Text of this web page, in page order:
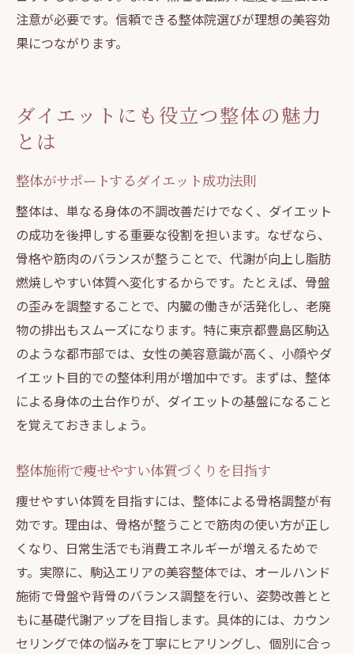
注意が必要です。信頼できる整体院選びが理想の美容効
果につながります。
ダイエットにも役立つ整体の魅力
とは
整体がサポートするダイエット成功法則
整体は、単なる身体の不調改善だけでなく、ダイエット
の成功を後押しする重要な役割を担います。なぜなら、
骨格や筋肉のバランスが整うことで、代謝が向上し脂肪
燃焼しやすい体質へ変化するからです。たとえば、骨盤
の歪みを調整することで、内臓の働きが活発化し、老廃
物の排出もスムーズになります。特に東京都豊島区駒込
のような都市部では、女性の美容意識が高く、小顔やダ
イエット目的での整体利用が増加中です。まずは、整体
による身体の土台作りが、ダイエットの基盤になること
を覚えておきましょう。
整体施術で痩せやすい体質づくりを目指す
痩せやすい体質を目指すには、整体による骨格調整が有
効です。理由は、骨格が整うことで筋肉の使い方が正し
くなり、日常生活でも消費エネルギーが増えるためで
す。実際に、駒込エリアの美容整体では、オールハンド
施術で骨盤や背骨のバランス調整を行い、姿勢改善とと
もに基礎代謝アップを目指します。具体的には、カウン
セリングで体の悩みを丁寧にヒアリングし、個別に合っ